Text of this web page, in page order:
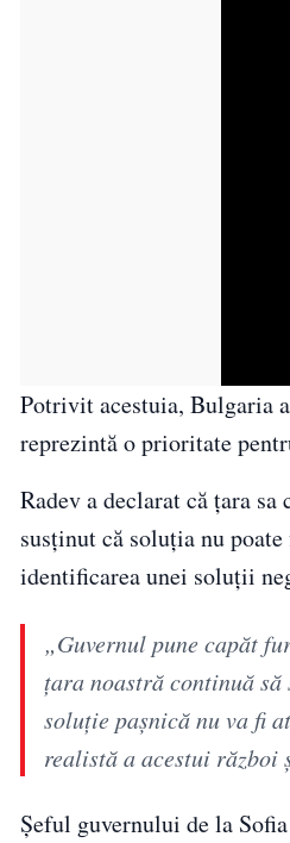
Potrivit acestuia, Bulgaria
reprezintă o prioritate
Radev a declarat că țara
susținut că soluția nu
identificarea unei soluții
„Guvernul pune capăt
țara noastră continuă să
soluție pașnică nu va fi
realistă a acestui
Șeful guvernului de la